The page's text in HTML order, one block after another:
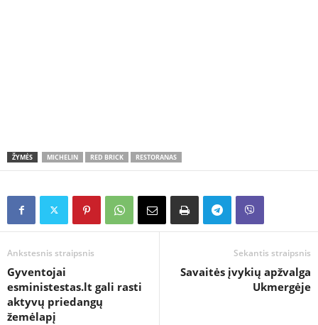
ŽYMĖS MICHELIN RED BRICK RESTORANAS
Ankstesnis straipsnis
Gyventojai
esministestas.lt gali rasti
aktyvų priedangų
žemėlapį
Sekantis straipsnis
Savaitės įvykių apžvalga
Ukmergėje